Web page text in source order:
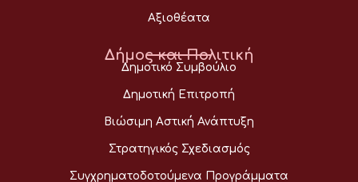
Αξιοθέατα
Δήμος και Πολιτική
Δημοτικό Συμβούλιο
Δημοτική Επιτροπή
Βιώσιμη Αστική Ανάπτυξη
Στρατηγικός Σχεδιασμός
Συγχρηματοδοτούμενα Προγράμματα